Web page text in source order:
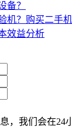
备？
机？购买二手
效益分析
，我们会在24